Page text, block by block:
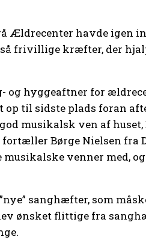
Ældrecenter havde igen
frivillige kræfter, der
og hyggeaftner for
op til sidste plads foran
musikalsk ven af
Børge Nielsen fra
venner med,
sanghæfter, som
ønsket flittige fra